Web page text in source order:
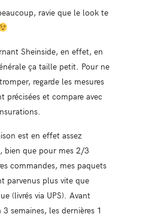
ravie que le look te
Sheinside, en effet, en
ça taille petit. Pour ne
regarde les mesures
précisées et compare avec
est en effet assez
bien que pour mes 2/3
commandes, mes paquets
parvenus plus vite que
(livrés via UPS). Avant
3 semaines, les dernières 1